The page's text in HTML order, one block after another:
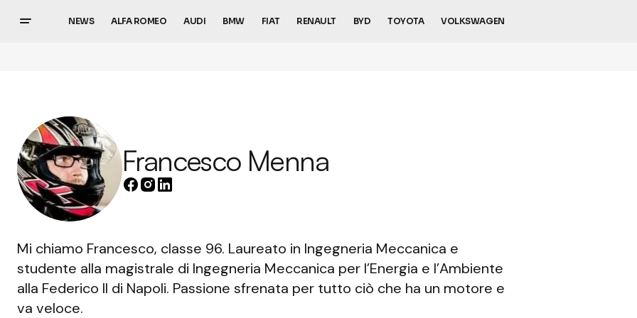
NEWS ALFA ROMEO AUDI BMW FIAT RENAULT BYD TOYOTA VOLKSWAGEN
Francesco Menna
Mi chiamo Francesco, classe 96. Laureato in Ingegneria Meccanica e
studente alla magistrale di Ingegneria Meccanica per l’Energia e l’Ambiente
alla Federico II di Napoli. Passione sfrenata per tutto ciò che ha un motore e
va veloce.